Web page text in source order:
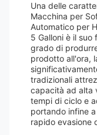
Una delle
Macchina per
Automatico per
5 Galloni è il
grado di
prodotto all'ora,
tradizionali
capacità ad alta
tempi di ciclo e
portando infine
rapido evasione